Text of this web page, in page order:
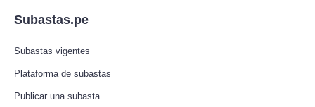
Subastas.pe
Subastas vigentes
Plataforma de subastas
Publicar una subasta